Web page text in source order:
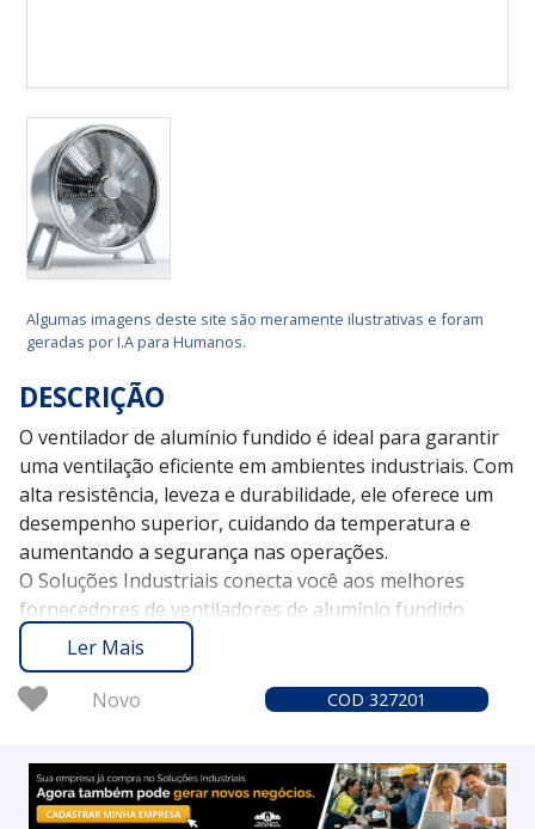
Algumas imagens deste site são meramente ilustrativas e foram
geradas por I.A para Humanos.
DESCRIÇÃO
O ventilador de alumínio fundido é ideal para garantir
uma ventilação eficiente em ambientes industriais. Com
alta resistência, leveza e durabilidade, ele oferece um
desempenho superior, cuidando da temperatura e
aumentando a segurança nas operações.
O Soluções Industriais conecta você aos melhores
fornecedores de ventiladores de alumínio fundido
desde 2012. Com um histórico de confiança e mais de
1,6 milhão de compradores, nossa plataforma oferece
uma experiência segura e prática na busca pelas
como o ventilador de alumínio fundido pode aprimorar
a eficiência do seu ambiente de trabalho.
Ler Mais
Novo
COD 327201